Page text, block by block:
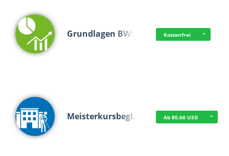
Grundlagen BWL Kostenfrei
Meisterkursbegl… Ab 80,66 USD